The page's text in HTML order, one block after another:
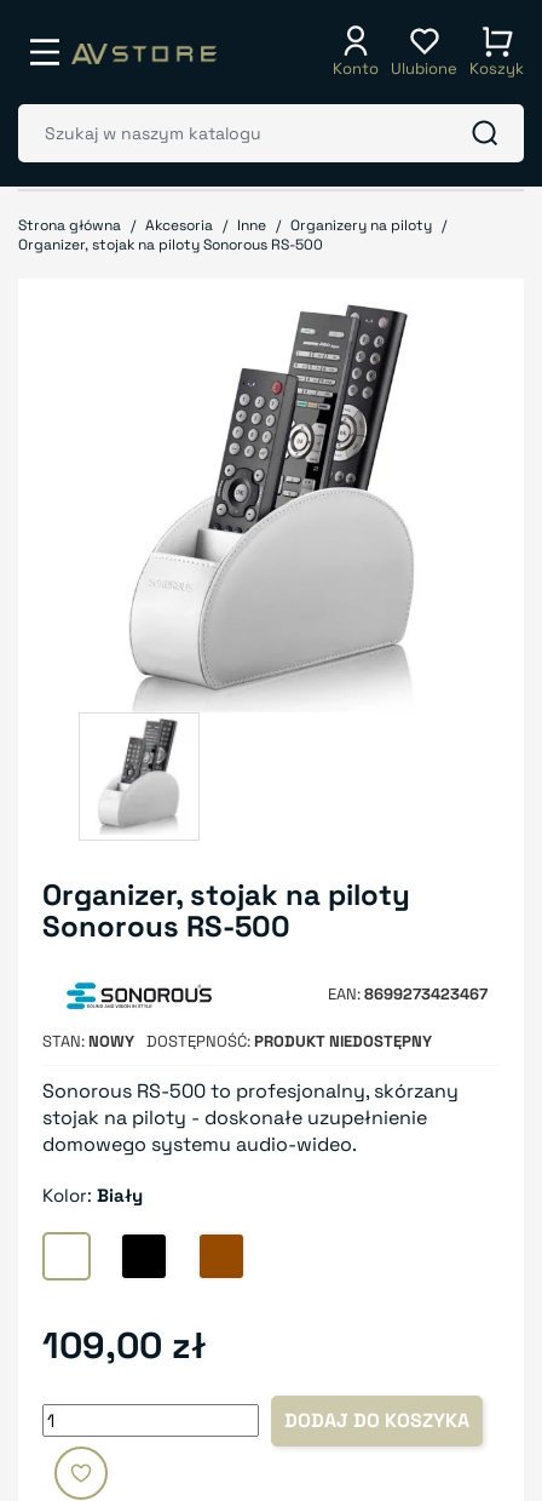
Konto Ulubione Koszyk
Strona główna Akcesoria Inne
Organizery na piloty
Organizer, stojak na piloty Sonorous RS-500
Organizer, stojak na piloty
Sonorous RS-500
EAN 8699273423467
STAN NOWY DOSTĘPNOŚĆ PRODUKT NIEDOSTĘPNY
Sonorous RS-500 to profesjonalny, skórzany
stojak na piloty - doskonałe uzupełnienie
domowego systemu audio-wideo.
Kolor: Biały
Biały Czarny Brązowy
109,00 zł
DODAJ DO KOSZYKA